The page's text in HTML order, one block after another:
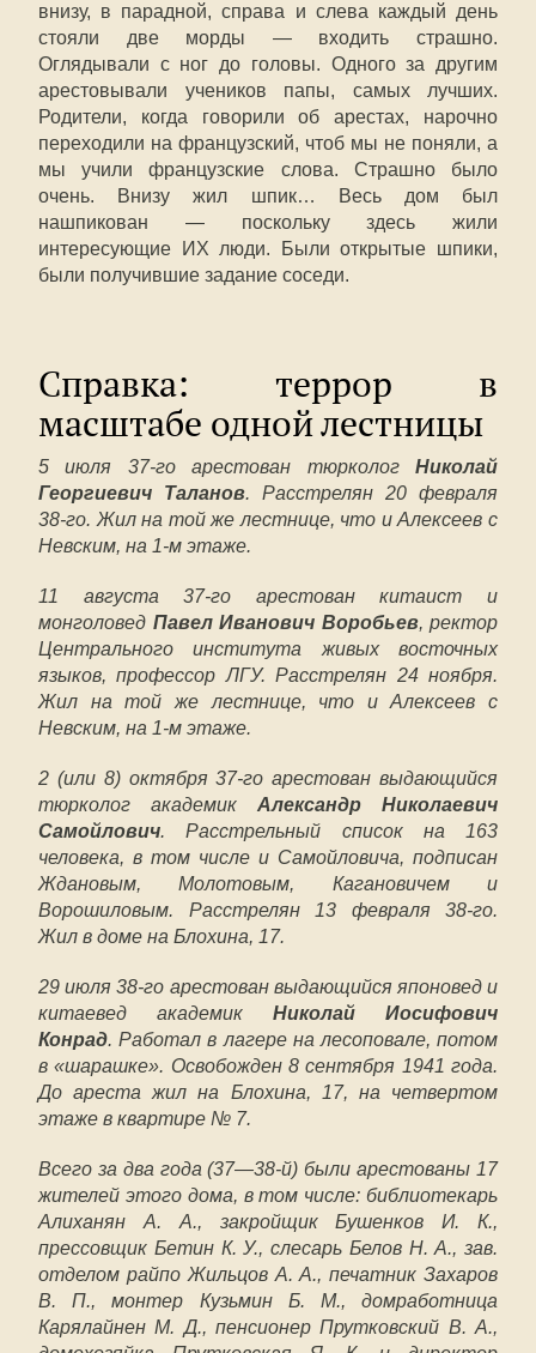
внизу, в парадной, справа и слева каждый день
стояли две морды — входить страшно.
Оглядывали с ног до головы. Одного за другим
арестовывали учеников папы, самых лучших.
Родители, когда говорили об арестах, нарочно
переходили на французский, чтоб мы не поняли, а
мы учили французские слова. Страшно было
очень. Внизу жил шпик… Весь дом был
нашпикован — поскольку здесь жили
интересующие ИХ люди. Были открытые шпики,
были получившие задание соседи.
Справка: террор в
масштабе одной лестницы
5 июля 37-го арестован тюрколог Николай
Георгиевич Таланов. Расстрелян 20 февраля
38-го. Жил на той же лестнице, что и Алексеев с
Невским, на 1-м этаже.
11 августа 37-го арестован китаист и
монголовед Павел Иванович Воробьев, ректор
Центрального института живых восточных
языков, профессор ЛГУ. Расстрелян 24 ноября.
Жил на той же лестнице, что и Алексеев с
Невским, на 1-м этаже.
2 (или 8) октября 37-го арестован выдающийся
тюрколог академик Александр Николаевич
Самойлович. Расстрельный список на 163
человека, в том числе и Самойловича, подписан
Ждановым, Молотовым, Кагановичем и
Ворошиловым. Расстрелян 13 февраля 38-го.
Жил в доме на Блохина, 17.
29 июля 38-го арестован выдающийся японовед и
китаевед академик Николай Иосифович
Конрад. Работал в лагере на лесоповале, потом
в «шарашке». Освобожден 8 сентября 1941 года.
До ареста жил на Блохина, 17, на четвертом
этаже в квартире № 7.
Всего за два года (37—38-й) были арестованы 17
жителей этого дома, в том числе: библиотекарь
Алиханян А. А., закройщик Бушенков И. К.,
прессовщик Бетин К. У., слесарь Белов Н. А., зав.
отделом райпо Жильцов А. А., печатник Захаров
В. П., монтер Кузьмин Б. М., домработница
Карялайнен М. Д., пенсионер Прутковский В. А.,